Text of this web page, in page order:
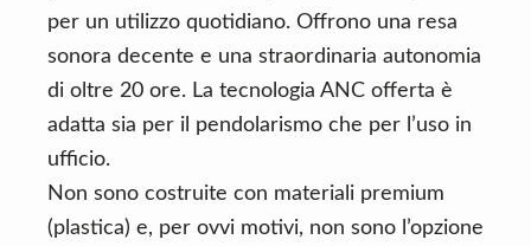
per un utilizzo quotidiano. Offrono una resa
sonora decente e una straordinaria autonomia
di oltre 20 ore. La tecnologia ANC offerta è
adatta sia per il pendolarismo che per l’uso in
ufficio.
Non sono costruite con materiali premium
(plastica) e, per ovvi motivi, non sono l’opzione